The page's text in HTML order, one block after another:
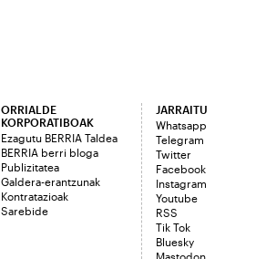
ORRIALDE
KORPORATIBOAK
Ezagutu BERRIA Taldea
BERRIA berri bloga
Publizitatea
Galdera-erantzunak
Kontratazioak
Sarebide
JARRAITU
Whatsapp
Telegram
Twitter
Facebook
Instagram
Youtube
RSS
Tik Tok
Bluesky
Mastodon